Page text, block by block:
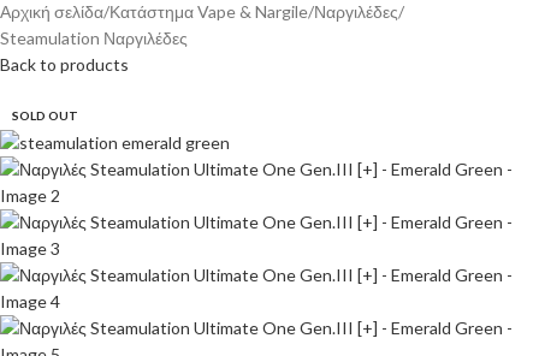
Αρχική σελίδα/Κατάστημα Vape & Nargile/Ναργιλέδες/
Steamulation Ναργιλέδες
Back to products
SOLD OUT